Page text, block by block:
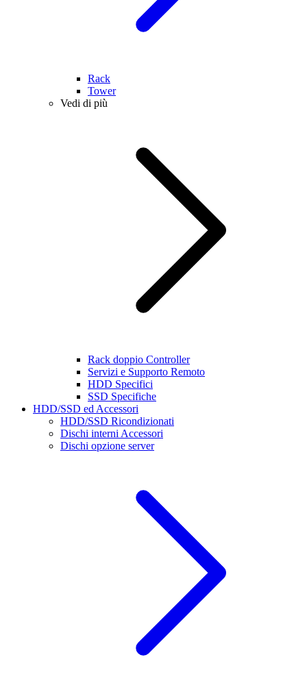
Rack
Tower
Vedi di più
Rack doppio Controller
Servizi e Supporto Remoto
HDD Specifici
SSD Specifiche
HDD/SSD ed Accessori
HDD/SSD Ricondizionati
Dischi interni Accessori
Dischi opzione server